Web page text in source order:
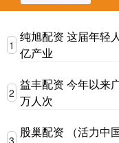
1
纯旭配资 这届年轻
亿产业
2
益丰配资 今年以来
万人次
股巢配资 （活力中